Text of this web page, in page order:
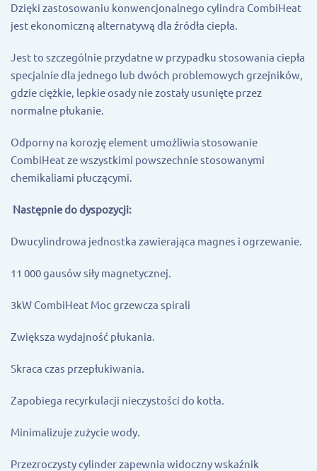
Dzięki zastosowaniu konwencjonalnego cylindra CombiHeat
jest ekonomiczną alternatywą dla źródła ciepła.
Jest to szczególnie przydatne w przypadku stosowania ciepła
specjalnie dla jednego lub dwóch problemowych grzejników,
gdzie ciężkie, lepkie osady nie zostały usunięte przez
normalne płukanie.
Odporny na korozję element umożliwia stosowanie
CombiHeat ze wszystkimi powszechnie stosowanymi
chemikaliami płuczącymi.
Następnie do dyspozycji:
Dwucylindrowa jednostka zawierająca magnes i ogrzewanie.
11 000 gausów siły magnetycznej.
3kW CombiHeat Moc grzewcza spirali
Zwiększa wydajność płukania.
Skraca czas przepłukiwania.
Zapobiega recyrkulacji nieczystości do kotła.
Minimalizuje zużycie wody.
Przezroczysty cylinder zapewnia widoczny wskaźnik